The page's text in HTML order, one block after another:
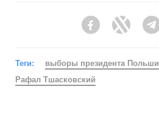
FacebookTwitter
Теги: выборы президента Польши
Рафал Тшасковский